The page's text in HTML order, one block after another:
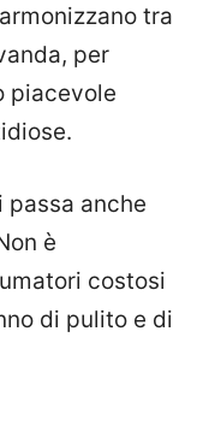
tra
per
piacevole
passa anche
è
costosi
di pulito e di